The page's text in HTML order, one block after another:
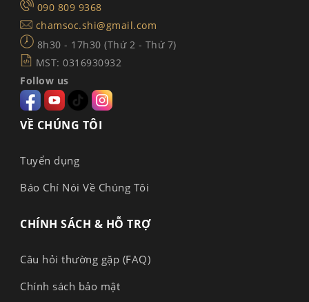
090 809 9368
chamsoc.shi@gmail.com
8h30 - 17h30 (Thứ 2 - Thứ 7)
MST: 0316930932
Follow us
VỀ CHÚNG TÔI
Tuyển dụng
Báo Chí Nói Về Chúng Tôi
CHÍNH SÁCH & HỖ TRỢ
Câu hỏi thường gặp (FAQ)
Chính sách bảo mật